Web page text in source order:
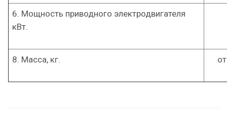
6. Мощность приводного электродвигателя
кВт.
8. Масса, кг.